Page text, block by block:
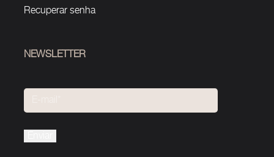
Recuperar senha
NEWSLETTER